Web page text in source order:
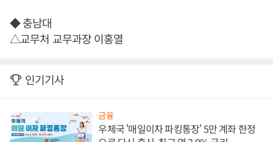
◆ 충남대
△교무처 교무과장 이홍열
인기기사
금융
우체국 '매일이자 파킹통장' 5만 계좌 한정